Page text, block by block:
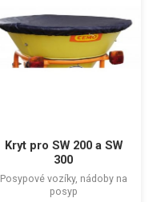
Kryt pro SW 200 a SW
300
Posypové vozíky, nádoby na
posyp